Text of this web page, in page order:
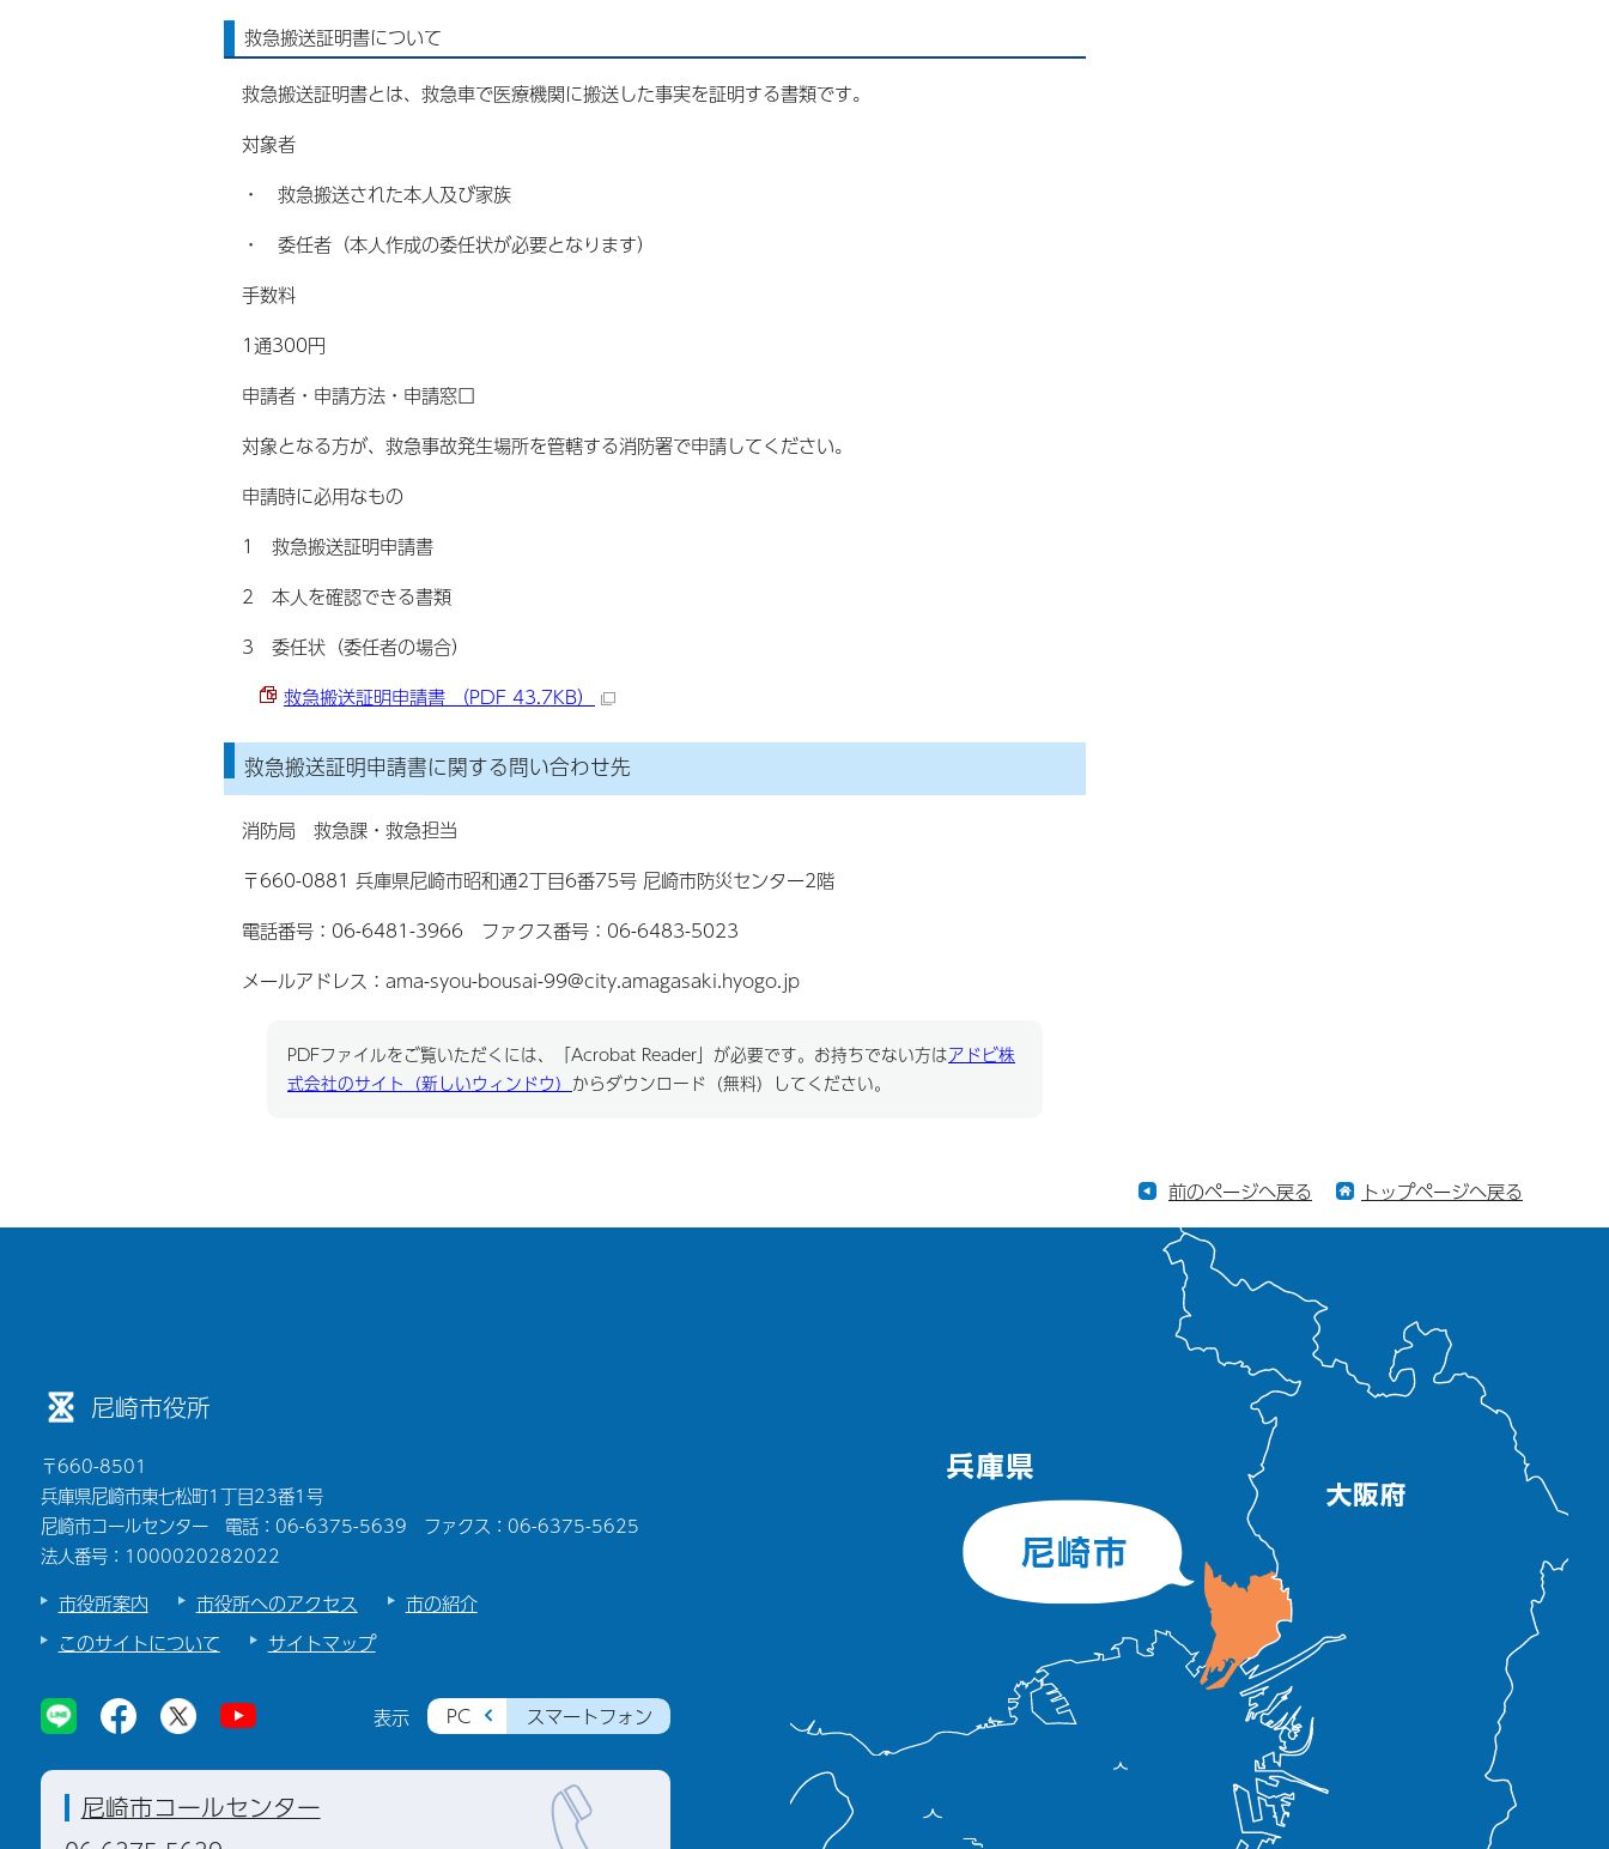
救急搬送証明書について
救急搬送証明書とは、救急車で医療機関に搬送した事実を証明する書類です。
対象者
・ 救急搬送された本人及び家族
・ 委任者（本人作成の委任状が必要となります）
手数料
1通300円
申請者・申請方法・申請窓口
対象となる方が、救急事故発生場所を管轄する消防署で申請してください。
申請時に必用なもの
1 救急搬送証明申請書
2 本人を確認できる書類
3 委任状（委任者の場合）
救急搬送証明申請書 （PDF 43.7KB）
救急搬送証明申請書に関する問い合わせ先
消防局 救急課・救急担当
〒660-0881 兵庫県尼崎市昭和通2丁目6番75号 尼崎市防災センター2階
電話番号：06-6481-3966 ファクス番号：06-6483-5023
メールアドレス：ama-syou-bousai-99@city.amagasaki.hyogo.jp
PDFファイルをご覧いただくには、「Acrobat Reader」が必要です。お持ちでない方はアドビ株
式会社のサイト（新しいウィンドウ） からダウンロード（無料）してください。
前のページへ戻る トップページへ戻る
尼崎市役所
〒660-8501
兵庫県尼崎市東七松町1丁目23番1号
尼崎市コールセンター 電話：06-6375-5639 ファクス：06-6375-5625
法人番号：1000020282022
市役所案内 市役所へのアクセス
市の紹介
このサイトについて
サイトマップ
表示 PC スマートフォン
尼崎市コールセンター